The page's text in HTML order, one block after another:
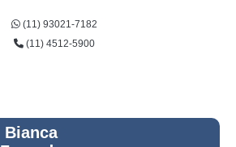
(11) 93021-7182
(11) 4512-5900
Bianca